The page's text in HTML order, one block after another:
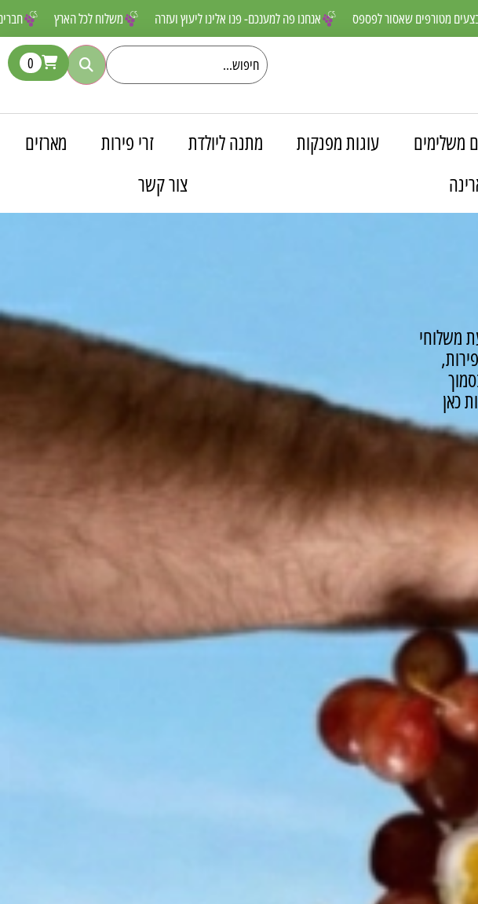
משלוח לכל אנחנו פה למענכם- פנו אלינו ליעוץ ועזרה מבצעים מטורפים שאסור לפספס יום
0
משלימים עוגות מפנקות מתנה ליולדת זרי פירות
מארזים
צור קשר
משלוחי
כאן